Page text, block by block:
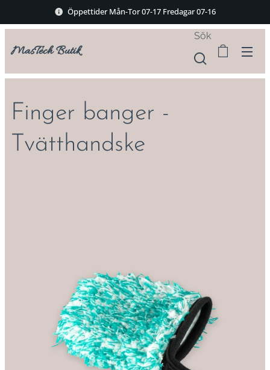
Öppettider Mån-Tor 07-17 Fredagar 07-16
MasTech Butik
Sök
Finger banger -
Tvätthandske